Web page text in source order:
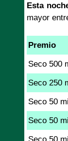
Esta
mayor
Premio
Seco 500
Seco 250
Seco 50
Seco 50